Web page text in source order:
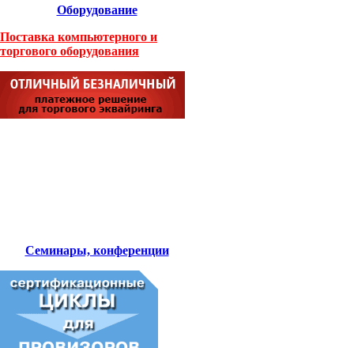
Оборудование
Поставка компьютерного и
торгового оборудования
Семинары, конференции